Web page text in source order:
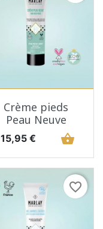
Crème pieds
Peau Neuve
Prix
15,95 € shopping_basket
favorite_border